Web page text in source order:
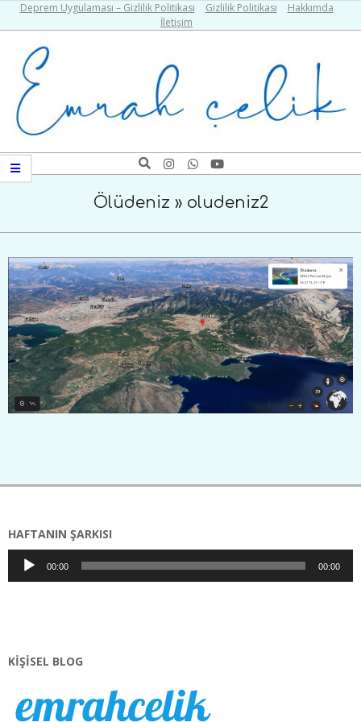
content
Deprem Uygulaması – Gizlilik Politikası Gizlilik Politikası
Hakkımda
İletişim
Emrah
Çelik
Search
Navigation
Ölüdeniz » oludeniz2
09-
HAFTANIN ŞARKISI
Ses
oynatıcı
00:00 00:00
KIŞISEL BLOG